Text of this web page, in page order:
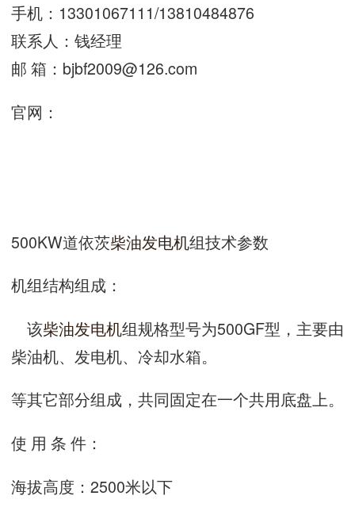
手机：13301067111/13810484876
联系人：钱经理
邮 箱： bjbf2009@126.com
官网：
500KW道依茨柴油发电机组技术参数
机组结构组成：
该柴油发电机组规格型号为500GF型，主要由
柴油机、发电机、冷却水箱。
等其它部分组成，共同固定在一个共用底盘上。
使 用 条 件：
海拔高度： 2500米以下